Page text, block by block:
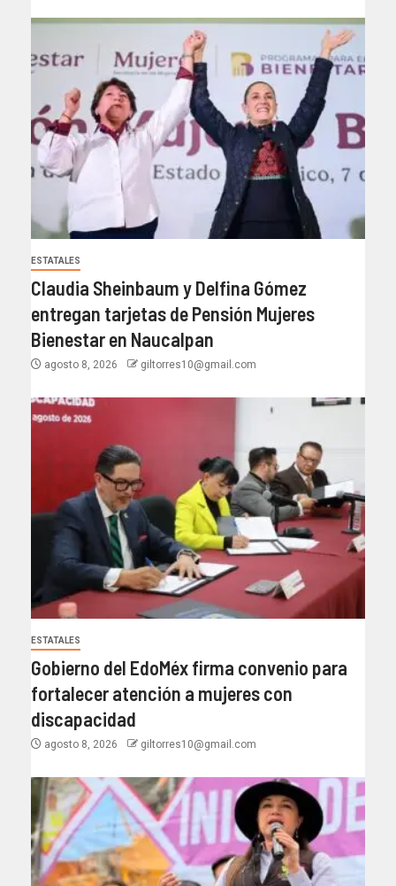
ESTATALES
Claudia Sheinbaum y Delfina Gómez
entregan tarjetas de Pensión Mujeres
Bienestar en Naucalpan
agosto 8, 2026 giltorres10@gmail.com
ESTATALES
Gobierno del EdoMéx firma convenio para
fortalecer atención a mujeres con
discapacidad
agosto 8, 2026 giltorres10@gmail.com